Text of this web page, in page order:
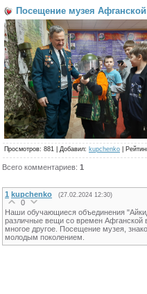
Посещение музея
Просмотров: 881 Добавил: kupchenko
Всего комментариев: 1
1 kupchenko (27.02.2024 12:30)
0
Наши обучающиеся объединения
различные вещи со времен Афганской
многое другое. Посещение музея,
молодым поколением.